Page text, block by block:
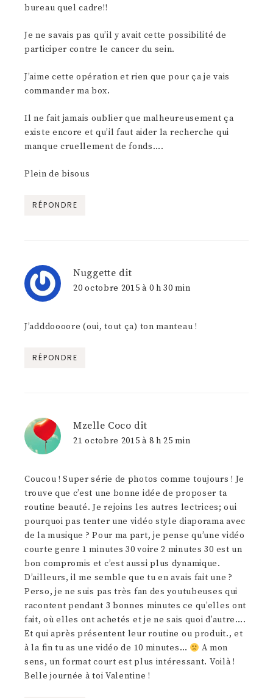
bureau quel cadre!!
Je ne savais pas qu’il y avait cette possibilité de
participer contre le cancer du sein.
J’aime cette opération et rien que pour ça je vais
commander ma box.
Il ne fait jamais oublier que malheureusement ça
existe encore et qu’il faut aider la recherche qui
manque cruellement de fonds….
Plein de bisous
RÉPONDRE
Nuggette dit
20 octobre 2015 à 0 h 30 min
J’adddoooore (oui, tout ça) ton manteau !
RÉPONDRE
Mzelle Coco dit
21 octobre 2015 à 8 h 25 min
Coucou ! Super série de photos comme toujours ! Je
trouve que c’est une bonne idée de proposer ta
routine beauté. Je rejoins les autres lectrices; oui
pourquoi pas tenter une vidéo style diaporama avec
de la musique ? Pour ma part, je pense qu’une vidéo
courte genre 1 minutes 30 voire 2 minutes 30 est un
bon compromis et c’est aussi plus dynamique.
D’ailleurs, il me semble que tu en avais fait une ?
Perso, je ne suis pas très fan des youtubeuses qui
racontent pendant 3 bonnes minutes ce qu’elles ont
fait, où elles ont achetés et je ne sais quoi d’autre….
Et qui après présentent leur routine ou produit., et
à la fin tu as une vidéo de 10 minutes…
A mon
sens, un format court est plus intéressant. Voilà !
Belle journée à toi Valentine !